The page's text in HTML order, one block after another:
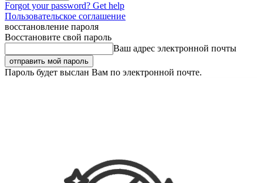
Forgot your password? Get help
Пользовательское соглашение
восстановление пароля
Восстановите свой пароль
Ваш адрес электронной почты
Пароль будет выслан Вам по электронной почте.